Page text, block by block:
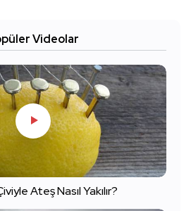
Videolar
Ateş Nasıl Yakılır?